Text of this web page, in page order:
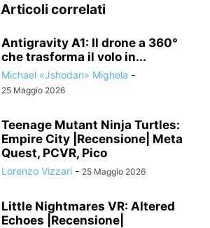
Articoli correlati
Antigravity A1: Il drone a 360°
che trasforma il volo in...
Michael «Jshodan» Mighela -
25 Maggio 2026
Teenage Mutant Ninja Turtles:
Empire City |Recensione| Meta
Quest, PCVR, Pico
Lorenzo Vizzari - 25 Maggio 2026
Little Nightmares VR: Altered
Echoes |Recensione|